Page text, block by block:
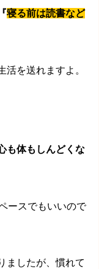
寝る前は読書など
活を送れますよ。
も体もしんどくな
ースでもいいので
ましたが、慣れて